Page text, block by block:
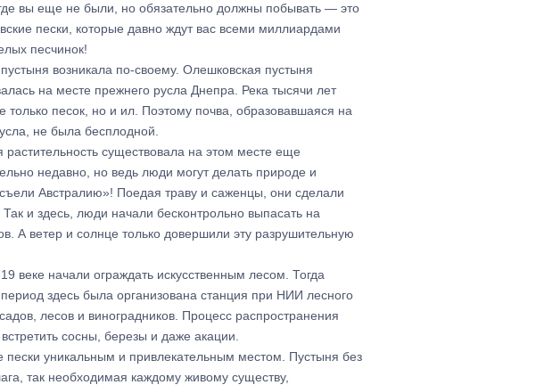
вы еще не были, но обязательно должны побывать — это
пески, которые давно ждут вас всеми миллиардами
песчинок!
возникала по-своему. Олешковская пустыня
на месте прежнего русла Днепра. Река тысячи лет
только песок, но и ил. Поэтому почва, образовавшаяся на
не была бесплодной.
растительность существовала на этом месте еще
недавно, но ведь люди могут делать природе и
Австралию»! Поедая траву и саженцы, они сделали
и здесь, люди начали бесконтрольно выпасать на
А ветер и солнце только довершили эту разрушительную
веке начали ограждать искусственным лесом. Тогда
здесь была организована станция при НИИ лесного
лесов и виноградников. Процесс распространения
сосны, березы и даже акации.
уникальным и привлекательным местом. Пустыня без
так необходимая каждому живому существу,